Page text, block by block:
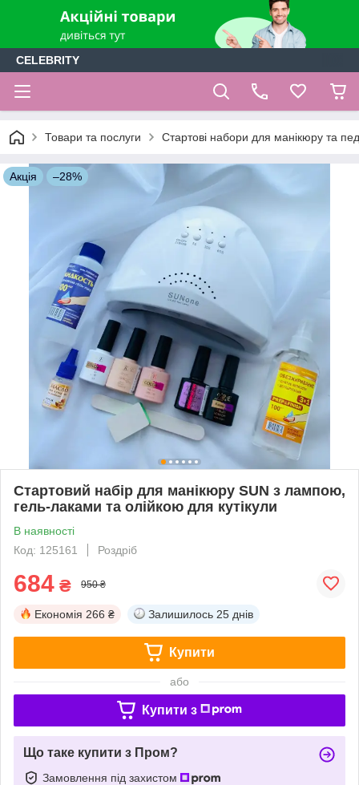
CELEBRITY
Товари та послуги Стартові набори для манікюру та
Акція –28%
Стартовий набір для манікюру SUN з лампою,
гель-лаками та олійкою для кутікули
В наявності
Код: 125161
Роздріб
684 ₴ 950 ₴
Економія 266 ₴ Залишилось 25 днів
Купити
або
Купити з
Що таке купити з Пром?
Замовлення під захистом